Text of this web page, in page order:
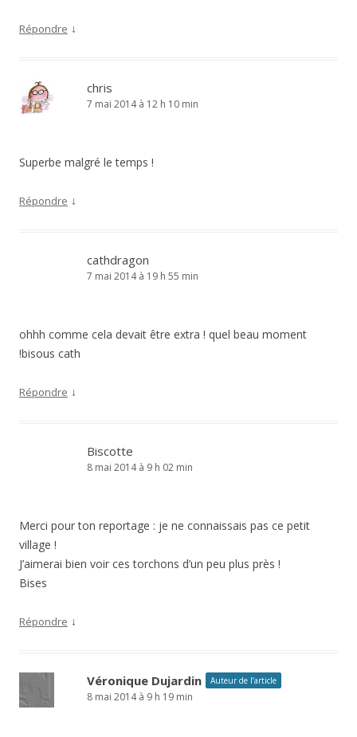
Répondre ↓
chris
7 mai 2014 à 12 h 10 min
Superbe malgré le temps !
Répondre ↓
cathdragon
7 mai 2014 à 19 h 55 min
ohhh comme cela devait être extra ! quel beau moment
!bisous cath
Répondre ↓
Biscotte
8 mai 2014 à 9 h 02 min
Merci pour ton reportage : je ne connaissais pas ce petit
village !
J’aimerai bien voir ces torchons d’un peu plus près !
Bises
Répondre ↓
Véronique Dujardin Auteur de l’article
8 mai 2014 à 9 h 19 min